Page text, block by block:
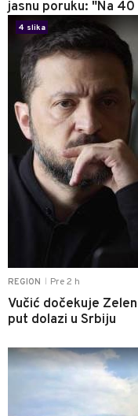
jasnu poruku: "Na
REGION Pre 2 h
Vučić dočekuje
put dolazi u Srbiju
4 slika